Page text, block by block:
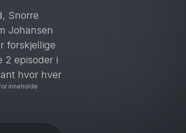
Snorre
Johansen
forskjellige
2 episoder i
hvor hver
bidrar
inneholde